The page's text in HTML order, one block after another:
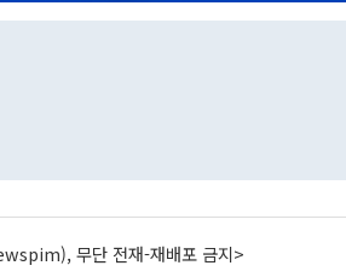
무단 전재-재배포 금지>